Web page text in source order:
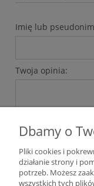
Imię lub
Twoja opinia:
Dbamy o
Pliki cookies i
działanie strony i
potrzeb. Możesz
wszystkich tych